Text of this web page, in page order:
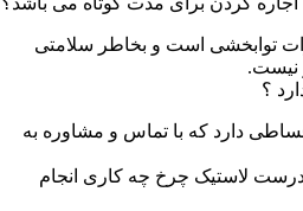
توابخشی است و بخاطر سلامتی
نیست.
؟
دارد که با تماس و مشاوره به
درست لاستیک چرخ چه کاری انجام